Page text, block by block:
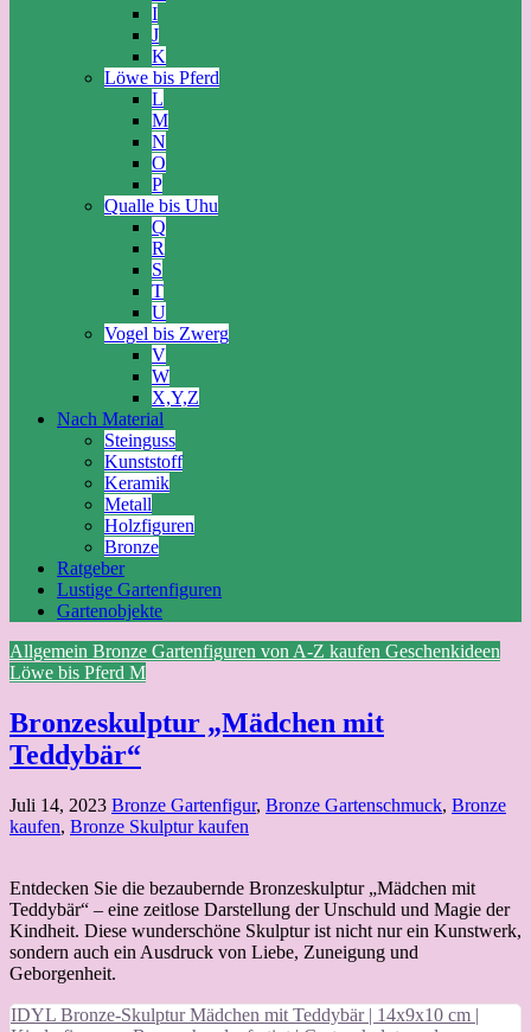
I
J
K
Löwe bis Pferd
L
M
N
O
P
Qualle bis Uhu
Q
R
S
T
U
Vogel bis Zwerg
V
W
X,Y,Z
Nach Material
Steinguss
Kunststoff
Keramik
Metall
Holzfiguren
Bronze
Ratgeber
Lustige Gartenfiguren
Gartenobjekte
Allgemein Bronze Gartenfiguren von A-Z kaufen Geschenkideen
Löwe bis Pferd M
Bronzeskulptur „Mädchen mit
Teddybär“
Juli 14, 2023 Bronze Gartenfigur, Bronze Gartenschmuck, Bronze
kaufen, Bronze Skulptur kaufen
Entdecken Sie die bezaubernde Bronzeskulptur „Mädchen mit
Teddybär“ – eine zeitlose Darstellung der Unschuld und Magie der
Kindheit. Diese wunderschöne Skulptur ist nicht nur ein Kunstwerk,
sondern auch ein Ausdruck von Liebe, Zuneigung und
Geborgenheit.
IDYL Bronze-Skulptur Mädchen mit Teddybär | 14x9x10 cm |